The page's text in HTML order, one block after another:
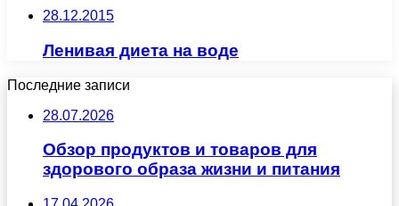
28.12.2015
Ленивая диета на воде
Последние записи
28.07.2026
Обзор продуктов и товаров для
здорового образа жизни и питания